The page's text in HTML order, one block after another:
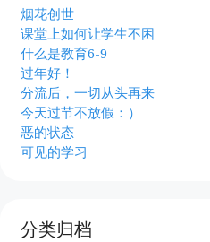
烟花创世
课堂上如何让学生不困
什么是教育6-9
过年好！
分流后，一切从头再来
今天过节不放假：）
恶的状态
可见的学习
分类归档